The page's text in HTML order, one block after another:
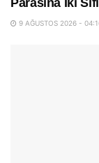
9 AĞUSTOS 2026 -